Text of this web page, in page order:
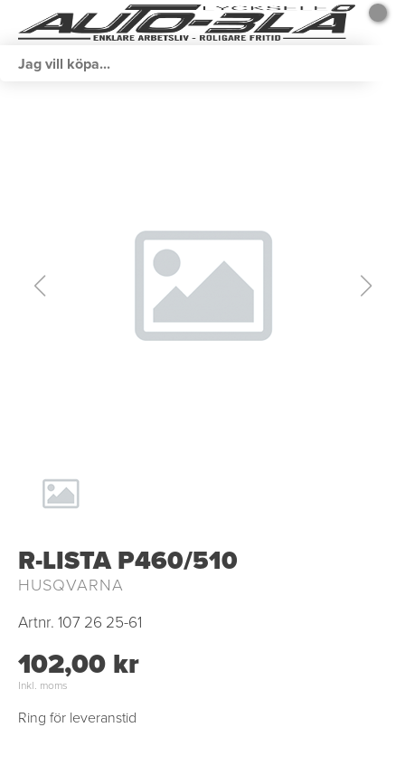
R-LISTA P460/510
HUSQVARNA
Artnr. 107 26 25-61
102,00 kr
Inkl. moms
Ring för leveranstid